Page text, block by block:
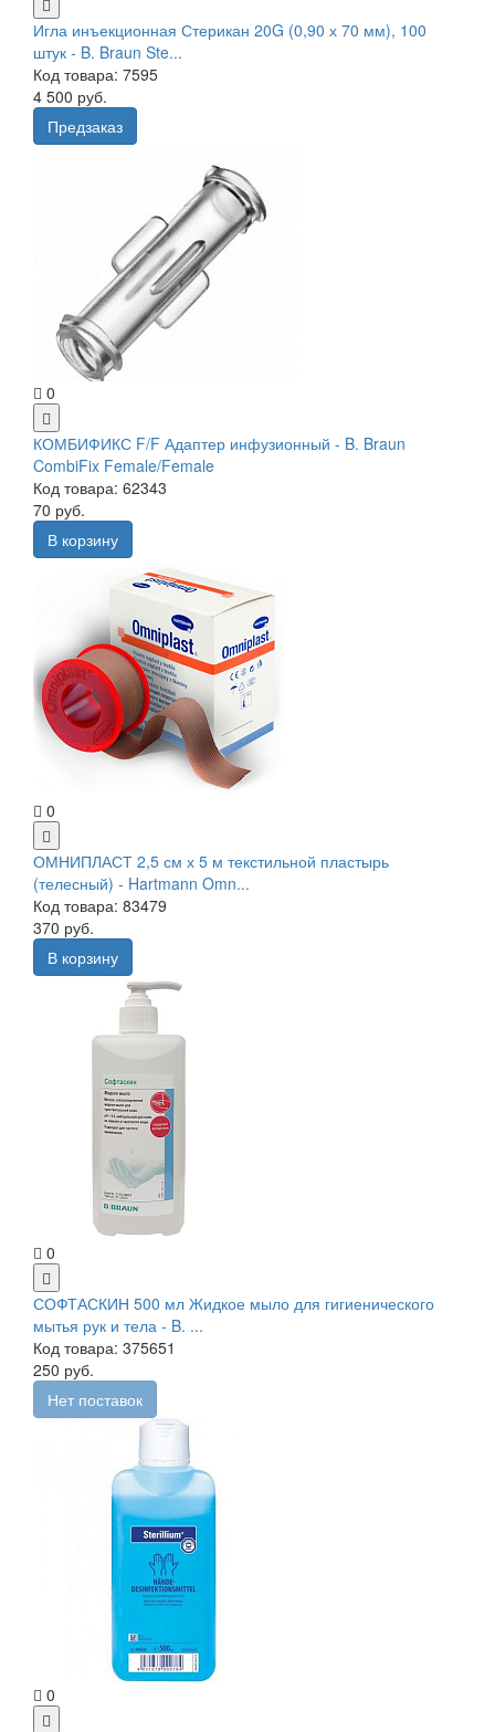
Игла инъекционная Стерикан 20G (0,90 х 70 мм), 100
штук - B. Braun Ste...
Код товара: 7595
4 500 руб.
Предзаказ
0
КОМБИФИКС F/F Адаптер инфузионный - B. Braun
CombiFix Female/Female
Код товара: 62343
70 руб.
В корзину
0
ОМНИПЛАСТ 2,5 см х 5 м текстильной пластырь
(телесный) - Hartmann Omn...
Код товара: 83479
370 руб.
В корзину
0
СОФТАСКИН 500 мл Жидкое мыло для гигиенического
мытья рук и тела - B. ...
Код товара: 375651
250 руб.
Нет поставок
0